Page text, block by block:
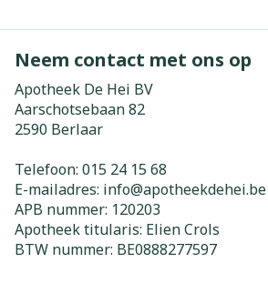
Neem contact met ons op
Apotheek De Hei BV
Aarschotsebaan 82
2590 Berlaar
Telefoon: 015 24 15 68
E-mailadres: info@apotheekdehei.be
APB nummer: 120203
Apotheek titularis: Elien Crols
BTW nummer: BE0888277597